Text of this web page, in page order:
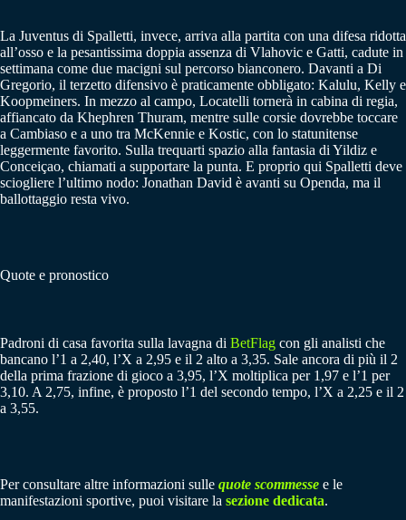
La Juventus di Spalletti, invece, arriva alla partita con una difesa ridotta
all’osso e la pesantissima doppia assenza di Vlahovic e Gatti, cadute in
settimana come due macigni sul percorso bianconero. Davanti a Di
Gregorio, il terzetto difensivo è praticamente obbligato: Kalulu, Kelly e
Koopmeiners. In mezzo al campo, Locatelli tornerà in cabina di regia,
affiancato da Khephren Thuram, mentre sulle corsie dovrebbe toccare
a Cambiaso e a uno tra McKennie e Kostic, con lo statunitense
leggermente favorito. Sulla trequarti spazio alla fantasia di Yildiz e
Conceiçao, chiamati a supportare la punta. E proprio qui Spalletti deve
sciogliere l’ultimo nodo: Jonathan David è avanti su Openda, ma il
ballottaggio resta vivo.
Quote e pronostico
Padroni di casa favorita sulla lavagna di BetFlag con gli analisti che
bancano l’1 a 2,40, l’X a 2,95 e il 2 alto a 3,35. Sale ancora di più il 2
della prima frazione di gioco a 3,95, l’X moltiplica per 1,97 e l’1 per
3,10. A 2,75, infine, è proposto l’1 del secondo tempo, l’X a 2,25 e il 2
a 3,55.
Per consultare altre informazioni sulle quote scommesse e le
manifestazioni sportive, puoi visitare la sezione dedicata.